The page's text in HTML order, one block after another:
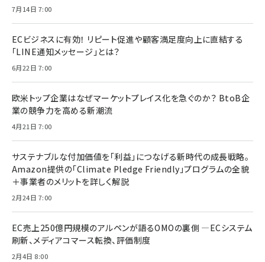
7月14日 7:00
ECビジネスに有効！ リピート促進や顧客満足度向上に直結する
「LINE通知メッセージ」とは？
6月22日 7:00
欧米トップ企業はなぜマーケットプレイス化を急ぐのか？ BtoB企
業の競争力を高める新潮流
4月21日 7:00
サステナブルな付加価値を「利益」につなげる新時代の成長戦略。
Amazon提供の「Climate Pledge Friendly」プログラムの全貌
＋事業者のメリットを詳しく解説
2月24日 7:00
EC売上250億円規模のアルペンが語るOMOの裏側 ―ECシステム
刷新、メディアコマース転換、評価制度
2月4日 8:00